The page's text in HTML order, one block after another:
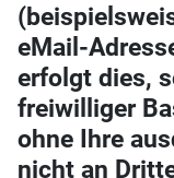
eMail-
erfolgt dies,
freiwilliger
ohne Ihre
nicht an